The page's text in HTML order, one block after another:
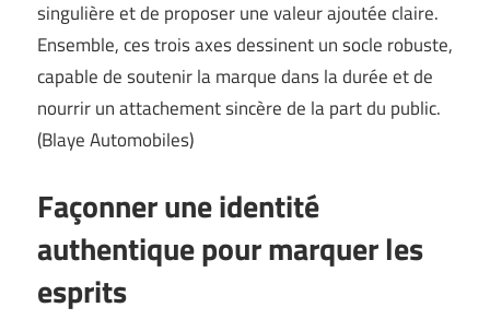
singulière et de proposer une valeur ajoutée claire.
Ensemble, ces trois axes dessinent un socle robuste,
capable de soutenir la marque dans la durée et de
nourrir un attachement sincère de la part du public.
(Blaye Automobiles)
Façonner une identité
authentique pour marquer les
esprits